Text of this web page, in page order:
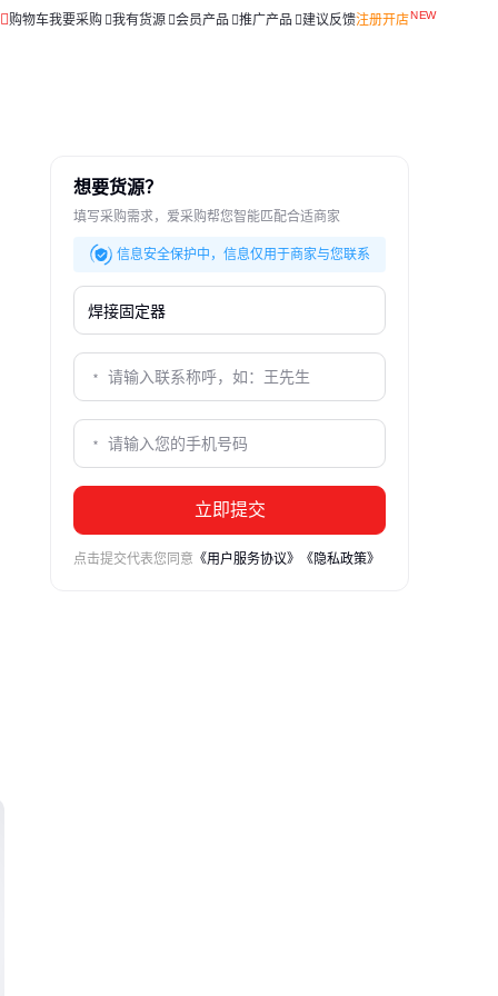
购物车我要采购 我有货源 会员产品 推广产品 建议反馈注册开店
想要货源？
填写采购需求，爱采购帮您智能匹配合适商家
信息安全保护中，信息仅用于商家与您联系
立即提交
点击提交代表您同意 《用户服务协议》 《隐私政策》